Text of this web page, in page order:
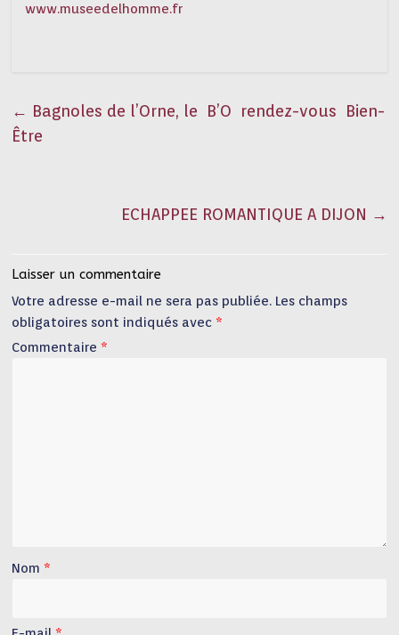
www.museedelhomme.fr
← Bagnoles de l’Orne, le B’O rendez-vous Bien-
Être
ECHAPPEE ROMANTIQUE A DIJON →
Laisser un commentaire
Votre adresse e-mail ne sera pas publiée. Les champs
obligatoires sont indiqués avec *
Commentaire *
Nom *